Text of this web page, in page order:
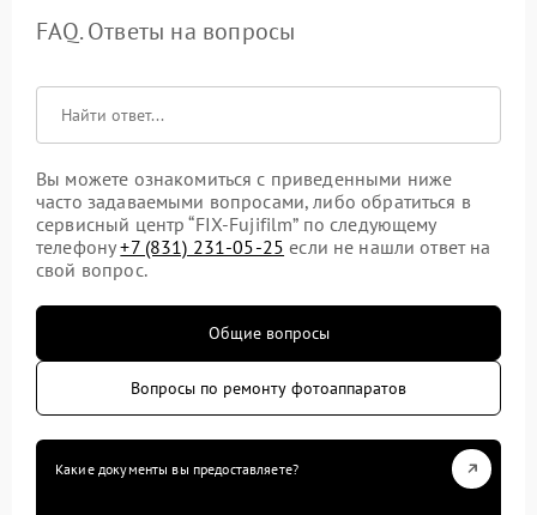
FAQ. Ответы на вопросы
Вы можете ознакомиться с приведенными ниже
часто задаваемыми вопросами, либо обратиться в
сервисный центр “FIX-Fujifilm” по следующему
телефону+7 (831) 231-05-25 если не нашли ответ на
свой вопрос.
Общие вопросы
Вопросы по ремонту фотоаппаратов
Какие документы вы предоставляете?